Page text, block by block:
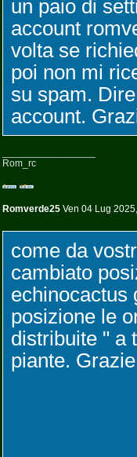
un paio di
account
volta se
poi non mi
su spam.
account.
Rom_rc
Romverde25 Ven 04 Lug
come da
cambiato
echinocactus
posizione le
distribuite " a
piante. Grazie